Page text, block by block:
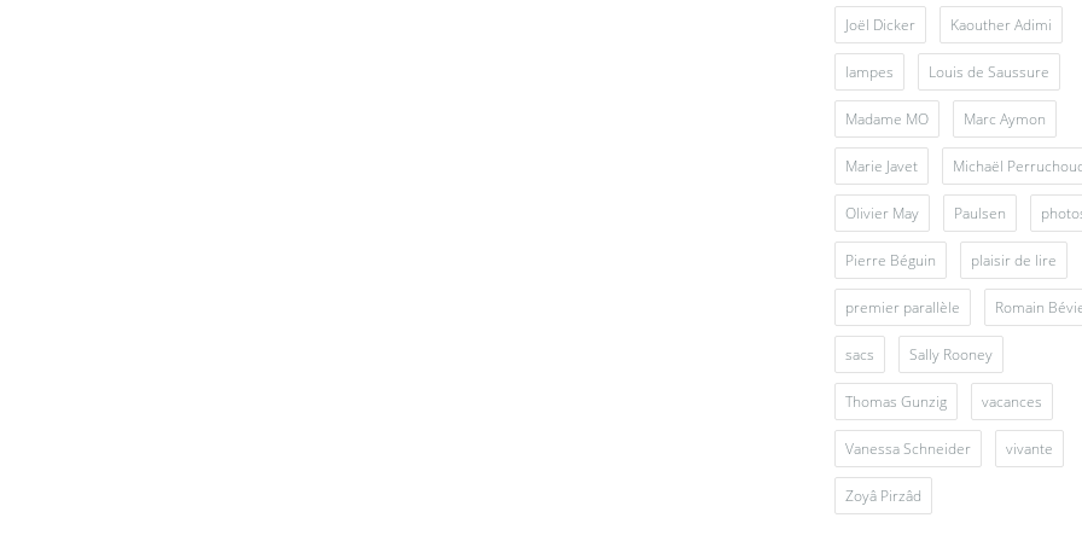
Joël Dicker Kaouther Adimi
lampes Louis de Saussure
Madame MO Marc Aymon
Marie Javet Michaël
Olivier May Paulsen
Pierre Béguin plaisir de lire
premier parallèle Romain
sacs Sally Rooney
Thomas Gunzig vacances
Vanessa Schneider vivante
Zoyâ Pirzâd